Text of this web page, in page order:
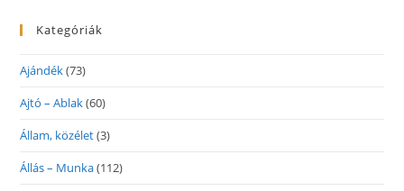
Kategóriák
Ajándék(73)
Ajtó – Ablak(60)
Állam, közélet(3)
Állás – Munka(112)